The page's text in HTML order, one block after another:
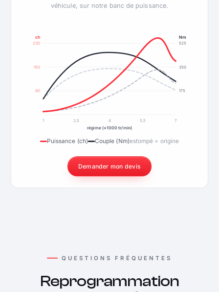
véhicule, sur notre banc de puissance.
80
150
230
175
350
525
ch Nm
1 2,5 4 5,5
7
régime (×1000 tr/min)
Puissance (ch) Couple (Nm)estompé = origine
Demander mon devis
QUESTIONS FRÉQUENTES
Reprogrammation